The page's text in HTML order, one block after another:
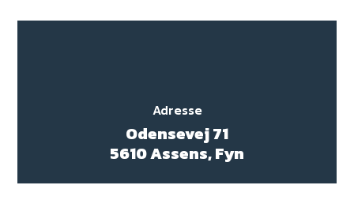
Adresse
Odensevej 71
5610 Assens, Fyn